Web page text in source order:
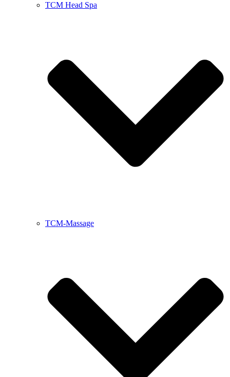
TCM Head Spa
TCM-Massage